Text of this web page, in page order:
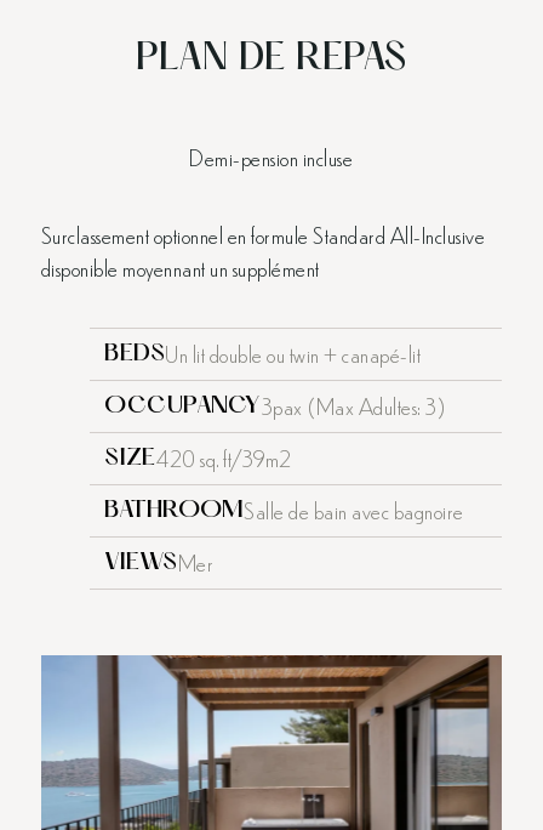
PLAN DE REPAS
Demi-pension incluse
Surclassement optionnel en formule Standard All-Inclusive
disponible moyennant un supplément
BEDSUn lit double ou twin + canapé-lit
OCCUPANCY3pax (Max Adultes: 3)
SIZE420 sq. ft/39m2
BATHROOMSalle de bain avec bagnoire
VIEWSMer